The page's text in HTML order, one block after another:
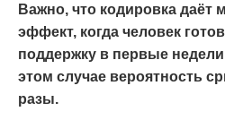
Важно, что кодировка даёт
эффект, когда человек
поддержку в первые
этом случае вероятность
разы.